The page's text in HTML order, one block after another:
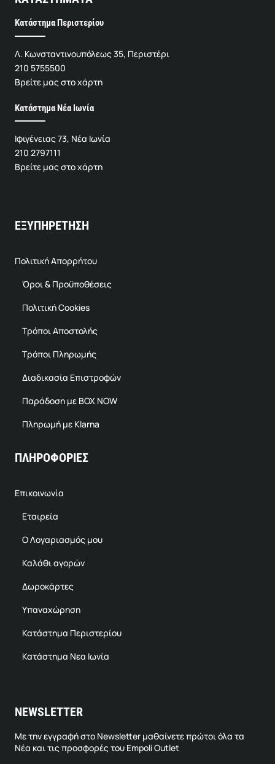
Κατάστημα Περιστερίου
Λ. Κωνσταντινουπόλεως 35, Περιστέρι
210 5755500
Βρείτε μας στο χάρτη
Κατάστημα Νέα Ιωνία
Ιφιγένειας 73, Νέα Ιωνία
210 2797111
Βρείτε μας στο χάρτη
ΕΞΥΠΗΡΕΤΗΣΗ
Πολιτική Απορρήτου
Όροι & Προϋποθέσεις
Πολιτική Cookies
Τρόποι Αποστολής
Τρόποι Πληρωμής
Διαδικασία Επιστροφών
Παράδοση με BOX NOW
Πληρωμή με Klarna
ΠΛΗΡΟΦΟΡΙΕΣ
Επικοινωνία
Εταιρεία
Ο Λογαριασμός μου
Καλάθι αγορών
Δωροκάρτες
Υπαναχώρηση
Κατάστημα Περιστερίου
Κατάστημα Νεα Ιωνία
NEWSLETTER
Με την εγγραφή στο Newsletter μαθαίνετε πρώτοι όλα τα
Νέα και τις προσφορές του Empoli Outlet